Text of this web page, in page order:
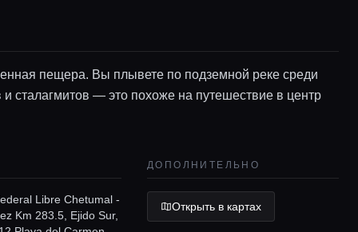
пещера. Вы плывете по подземной реке среди
и сталагмитов — это похоже на путешествие в центр
Libre Chetumal -
Km 283.5, Ejido Sur,
ДОПОЛНИТЕЛЬНО
Открыть в картах